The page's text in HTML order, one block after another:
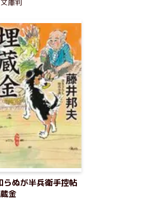
庫判
らぬが半兵衛手控帖
金